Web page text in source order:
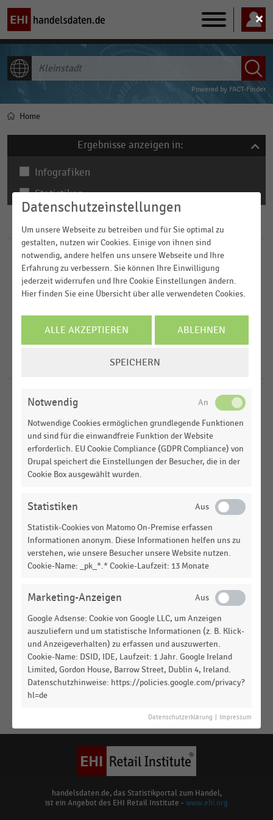
Main
navigation
Powered by FACT-Finder
Pfadnavigation
Home
Ergebnisse anzeigen in:
Infografiken
Statistiken
Kleinstadt
SHOPPING-CENTER
Deutschland nach Stadtgröße (2015-2025)
SHOPPING-CENTER|STATISTIK
Verteilung der neuen Shopping-Center in
Deutschland nach Stadtgröße (2015-2024)
DEUTSCHSPRACHIGER EINZELHANDEL |INFOGRAFIK
EHI-Whitepaper: Trends in der Expansion (2021)
LEBENSMITTELHANDEL| STATISTIK
Bekanntheitsgrad und Nutzung von Quick-
kleineren Ortschaften (2022)
DEUTSCHSPRACHIGER EINZELHANDEL|STATISTIK
Zukunftsthesen zur Stadtentwicklung und
Expansion im Zuge der Corona-Pandemie (2021)
DEUTSCHSPRACHIGER EINZELHANDEL |STATISTIK
Zukunftsthesen zur Stadtentwicklung und
MEHR
Ergebnisse
überprüfen
Filter
Branchen
Lebensmittelhandel
Shopping-Center
Veröffentlichungsdatum
2026
2025
2020
FILTER ZURÜCKSETZEN
handelsdaten.de, das Statistikportal zum Handel,
ist ein Angebot des EHI Retail Institute - www.ehi.org
Datenschutzeinstellungen
Um unsere Webseite zu betreiben und für Sie optimal zu
gestalten, nutzen wir Cookies. Einige von ihnen sind
notwendig, andere helfen uns unsere Webseite und Ihre
Erfahrung zu verbessern. Sie können Ihre Einwilligung
jederzeit widerrufen und Ihre Cookie Einstellungen ändern.
Hier finden Sie eine Übersicht über alle verwendeten Cookies.
ALLE AKZEPTIEREN ABLEHNEN
SPEICHERN
Notwendig
Notwendige Cookies ermöglichen grundlegende Funktionen
und sind für die einwandfreie Funktion der Website
erforderlich. EU Cookie Compliance (GDPR Compliance) von
Drupal speichert die Einstellungen der Besucher, die in der
Cookie Box ausgewählt wurden.
Statistiken
Statistik-Cookies von Matomo On-Premise erfassen
Informationen anonym. Diese Informationen helfen uns zu
verstehen, wie unsere Besucher unsere Website nutzen.
Cookie-Name: _pk_*.* Cookie-Laufzeit: 13 Monate
Marketing-Anzeigen
Google Adsense: Cookie von Google LLC, um Anzeigen
auszuliefern und um statistische Informationen (z. B. Klick-
und Anzeigeverhalten) zu erfassen und auszuwerten.
Cookie-Name: DSID, IDE, Laufzeit: 1 Jahr. Google Ireland
Limited, Gordon House, Barrow Street, Dublin 4, Ireland.
Datenschutzhinweise: https://policies.google.com/privacy?
hl=de
Datenschutzerklärung Impressum